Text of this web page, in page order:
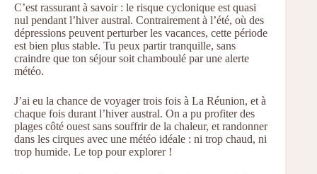
C’est rassurant à savoir : le risque cyclonique est quasi
nul pendant l’hiver austral. Contrairement à l’été, où des
dépressions peuvent perturber les vacances, cette période
est bien plus stable. Tu peux partir tranquille, sans
craindre que ton séjour soit chamboulé par une alerte
météo.
J’ai eu la chance de voyager trois fois à La Réunion, et à
chaque fois durant l’hiver austral. On a pu profiter des
plages côté ouest sans souffrir de la chaleur, et randonner
dans les cirques avec une météo idéale : ni trop chaud, ni
trop humide. Le top pour explorer !